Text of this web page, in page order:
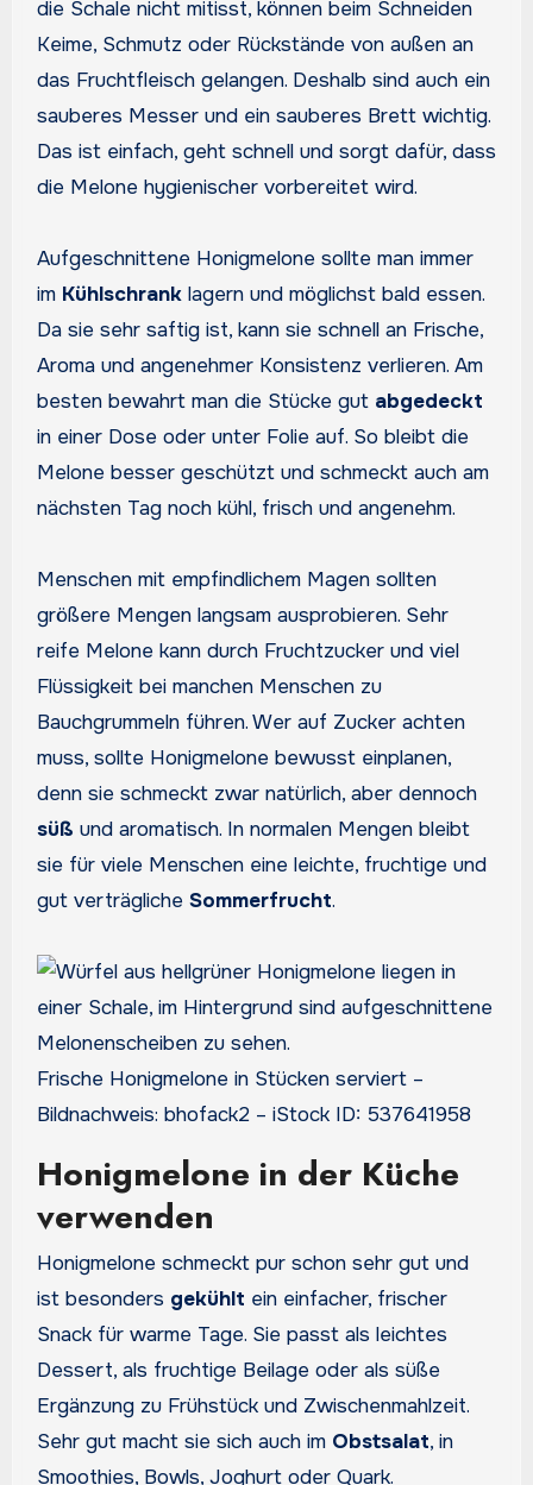
die Schale nicht mitisst, können beim Schneiden
Keime, Schmutz oder Rückstände von außen an
das Fruchtfleisch gelangen. Deshalb sind auch ein
sauberes Messer und ein sauberes Brett wichtig.
Das ist einfach, geht schnell und sorgt dafür, dass
die Melone hygienischer vorbereitet wird.
Aufgeschnittene Honigmelone sollte man immer
im Kühlschranklagern und möglichst bald essen.
Da sie sehr saftig ist, kann sie schnell an Frische,
Aroma und angenehmer Konsistenz verlieren. Am
besten bewahrt man die Stücke gut abgedeckt
in einer Dose oder unter Folie auf. So bleibt die
Melone besser geschützt und schmeckt auch am
nächsten Tag noch kühl, frisch und angenehm.
Menschen mit empfindlichem Magen sollten
größere Mengen langsam ausprobieren. Sehr
reife Melone kann durch Fruchtzucker und viel
Flüssigkeit bei manchen Menschen zu
Bauchgrummeln führen. Wer auf Zucker achten
muss, sollte Honigmelone bewusst einplanen,
denn sie schmeckt zwar natürlich, aber dennoch
süß und aromatisch. In normalen Mengen bleibt
sie für viele Menschen eine leichte, fruchtige und
gut verträgliche Sommerfrucht.
Frische Honigmelone in Stücken serviert –
Bildnachweis: bhofack2 – iStock ID: 537641958
Honigmelone in der Küche
verwenden
Honigmelone schmeckt pur schon sehr gut und
ist besonders gekühlt ein einfacher, frischer
Snack für warme Tage. Sie passt als leichtes
Dessert, als fruchtige Beilage oder als süße
Ergänzung zu Frühstück und Zwischenmahlzeit.
Sehr gut macht sie sich auch im Obstsalat, in
Smoothies, Bowls, Joghurt oder Quark.